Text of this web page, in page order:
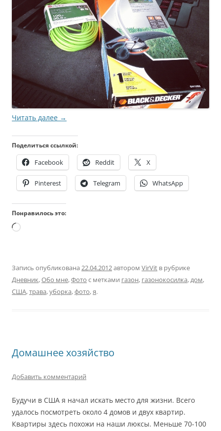
Читать далее →
Поделиться ссылкой:
Facebook Reddit X
Pinterest Telegram WhatsApp
Понравилось это:
Загрузка…
Запись опубликована 22.04.2012автором VirVit в рубрике
Дневник,Обо мне,Фото с метками газон, газонокосилка, дом,
США,трава,уборка,фото,я.
Домашнее хозяйство
Добавить комментарий
Будучи в США я начал искать место для жизни. Всего
удалось посмотреть около 4 домов и двух квартир.
Квартиры здесь похожи на наши люксы. Меньше 70-100